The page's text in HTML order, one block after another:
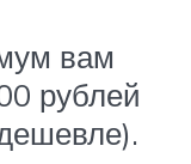
вам
рублей